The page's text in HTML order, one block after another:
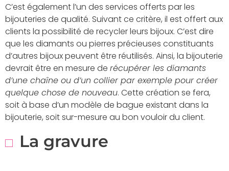
C’est également l’un des services offerts par les
bijouteries de qualité. Suivant ce critère, il est offert aux
clients la possibilité de recycler leurs bijoux. C’est dire
que les diamants ou pierres précieuses constituants
d’autres bijoux peuvent être réutilisés. Ainsi, la bijouterie
devrait être en mesure de récupérer les diamants
d’une chaîne ou d’un collier par exemple pour créer
quelque chose de nouveau. Cette création se fera,
soit à base d’un modèle de bague existant dans la
bijouterie, soit sur-mesure au bon vouloir du client.
La gravure